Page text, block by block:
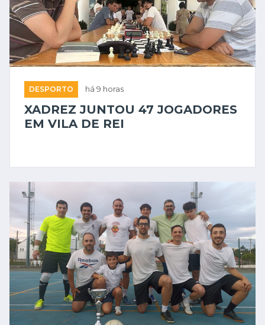
DESPORTO há 9 horas
XADREZ JUNTOU 47 JOGADORES
EM VILA DE REI